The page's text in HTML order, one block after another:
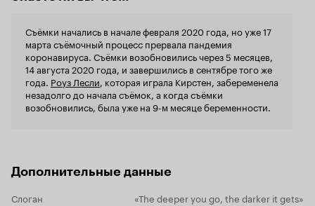
Съёмки начались в начале февраля 2020 года, но уже 17
марта съёмочный процесс прервала пандемия
коронавируса. Съёмки возобновились через 5 месяцев,
14 августа 2020 года, и завершились в сентябре того же
года. Роуз Лесли , которая играла Кирстен, забеременела
незадолго до начала съёмок, а когда съёмки
возобновились, была уже на 9-м месяце беременности.
Дополнительные данные
Слоган
«The deeper you go, the darker it gets»